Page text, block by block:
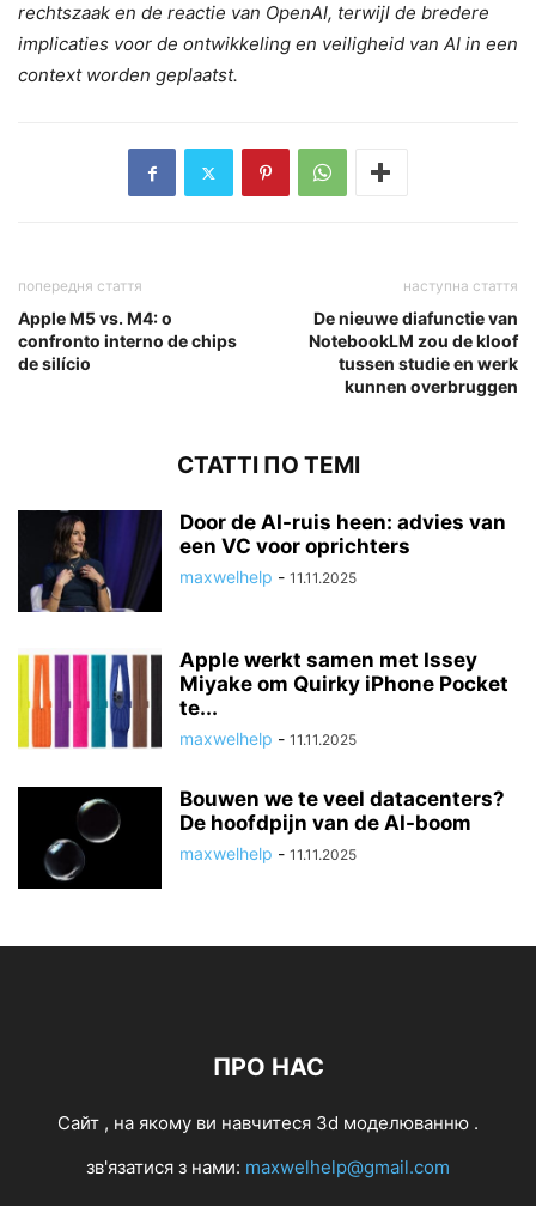
rechtszaak en de reactie van OpenAI, terwijl de bredere
implicaties voor de ontwikkeling en veiligheid van AI in een
context worden geplaatst.
попередня стаття
Apple M5 vs. M4: o
confronto interno de chips
de silício
наступна стаття
De nieuwe diafunctie van
NotebookLM zou de kloof
tussen studie en werk
kunnen overbruggen
СТАТТІ ПО ТЕМІ
Door de AI-ruis heen: advies van
een VC voor oprichters
maxwelhelp - 11.11.2025
Apple werkt samen met Issey
Miyake om Quirky iPhone Pocket
te...
maxwelhelp - 11.11.2025
Bouwen we te veel datacenters?
De hoofdpijn van de AI-boom
maxwelhelp - 11.11.2025
ПРО НАС
Cайт , на якому ви навчитеся 3d моделюванню .
зв'язатися з нами: maxwelhelp@gmail.com